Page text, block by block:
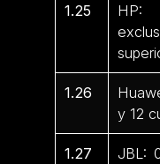
1.25
1.26
y 12
1.27
JBL: